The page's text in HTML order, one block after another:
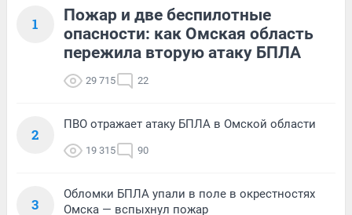
1
Пожар и две беспилотные
опасности: как Омская область
пережила вторую атаку БПЛА
29 715 22
2
ПВО отражает атаку БПЛА в Омской области
19 315 90
3
Обломки БПЛА упали в поле в окрестностях
Омска — вспыхнул пожар